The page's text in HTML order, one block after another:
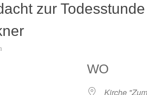
zur
WO
Kirche